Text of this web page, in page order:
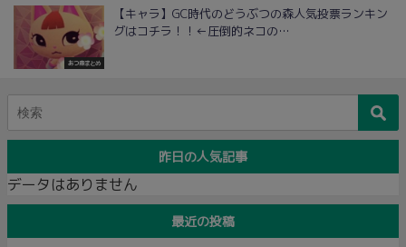
あつ森まとめ
【キャラ】GC時代のどうぶつの森人気投票ランキン
グはコチラ！！←圧倒的ネコの…
昨日の人気記事
データはありません
最近の投稿